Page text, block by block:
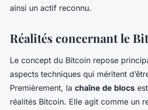
ainsi un actif reconnu.
Réalités concernant le
Le concept du Bitcoin repose
aspects techniques qui méritent
Premièrement, la chaîne de blocs
réalités Bitcoin. Elle agit comme un